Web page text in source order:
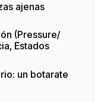
ajenas
(Pressure/
Estados
un botarate